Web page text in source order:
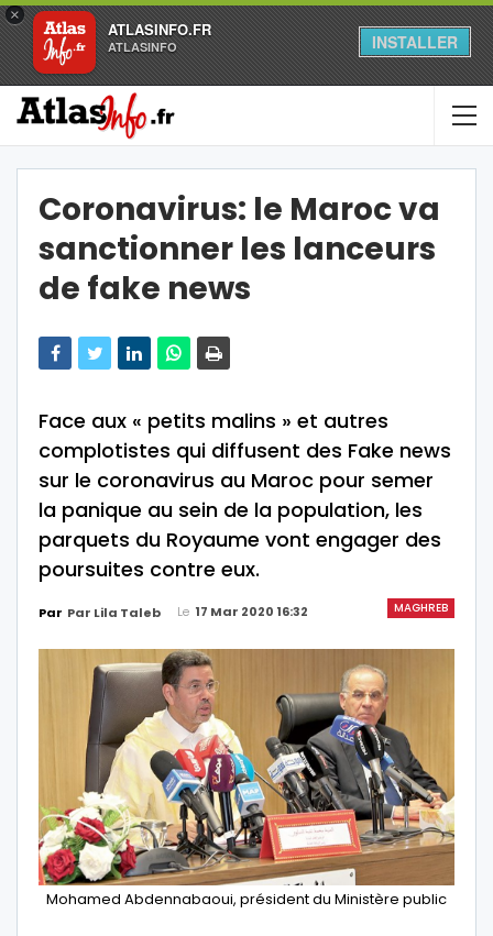
×
ATLASINFO.FR
ATLASINFO INSTALLER
Coronavirus: le Maroc va
sanctionner les lanceurs
de fake news
Face aux « petits malins » et autres
complotistes qui diffusent des Fake news
sur le coronavirus au Maroc pour semer
la panique au sein de la population, les
parquets du Royaume vont engager des
poursuites contre eux.
MAGHREB
Par Par Lila Taleb Le 17 Mar 2020 16:32
Mohamed Abdennabaoui, président du Ministère public